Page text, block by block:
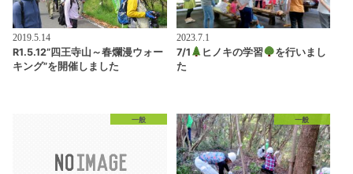
2019.5.14
R1.5.12”四王寺山～春爛漫ウォー
キング”を開催しました
2023.7.1
7/1 ヒノキの学習
を行いまし
た
一般 一般